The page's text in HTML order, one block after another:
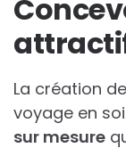
La création
voyage en
sur mesure